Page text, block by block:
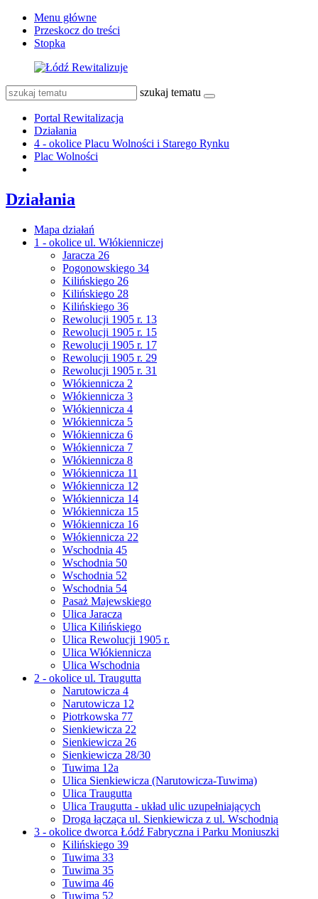
Menu główne
Przeskocz do treści
Stopka
szukaj tematu
Portal Rewitalizacja
Działania
4 - okolice Placu Wolności i Starego Rynku
Plac Wolności
Działania
Mapa działań
1 - okolice ul. Włókienniczej
Jaracza 26
Pogonowskiego 34
Kilińskiego 26
Kilińskiego 28
Kilińskiego 36
Rewolucji 1905 r. 13
Rewolucji 1905 r. 15
Rewolucji 1905 r. 17
Rewolucji 1905 r. 29
Rewolucji 1905 r. 31
Włókiennicza 2
Włókiennicza 3
Włókiennicza 4
Włókiennicza 5
Włókiennicza 6
Włókiennicza 7
Włókiennicza 8
Włókiennicza 11
Włókiennicza 12
Włókiennicza 14
Włókiennicza 15
Włókiennicza 16
Włókiennicza 22
Wschodnia 45
Wschodnia 50
Wschodnia 52
Wschodnia 54
Pasaż Majewskiego
Ulica Jaracza
Ulica Kilińskiego
Ulica Rewolucji 1905 r.
Ulica Włókiennicza
Ulica Wschodnia
2 - okolice ul. Traugutta
Narutowicza 4
Narutowicza 12
Piotrkowska 77
Sienkiewicza 22
Sienkiewicza 26
Sienkiewicza 28/30
Tuwima 12a
Ulica Sienkiewicza (Narutowicza-Tuwima)
Ulica Traugutta
Ulica Traugutta - układ ulic uzupełniających
Droga łącząca ul. Sienkiewicza z ul. Wschodnią
3 - okolice dworca Łódź Fabryczna i Parku Moniuszki
Kilińskiego 39
Tuwima 33
Tuwima 35
Tuwima 46
Tuwima 52